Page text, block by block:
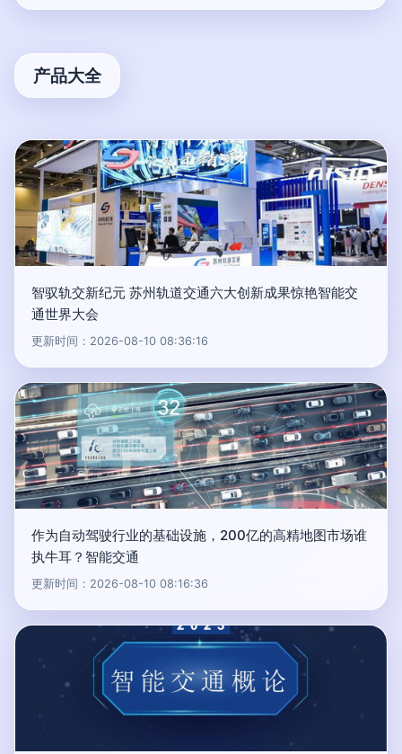
产品大全
智驭轨交新纪元 苏州轨道交通六大创新成果惊艳智能交
通世界大会
更新时间：2026-08-10 08:36:16
作为自动驾驶行业的基础设施，200亿的高精地图市场谁
执牛耳？智能交通
更新时间：2026-08-10 08:16:36